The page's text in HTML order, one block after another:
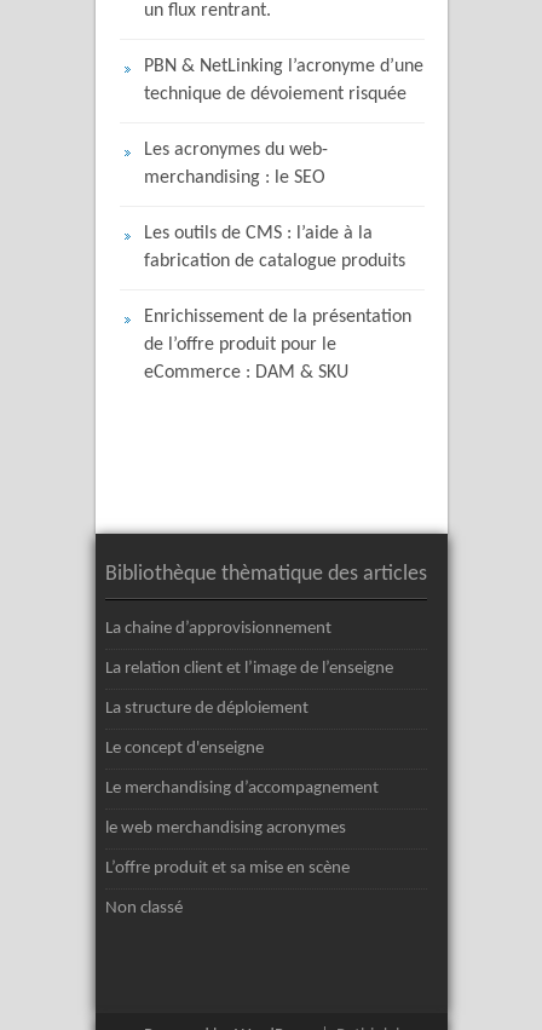
un flux rentrant.
PBN & NetLinking l’acronyme d’une
technique de dévoiement risquée
Les acronymes du web-
merchandising : le SEO
Les outils de CMS : l’aide à la
fabrication de catalogue produits
Enrichissement de la présentation
de l’offre produit pour le
eCommerce : DAM & SKU
Bibliothèque thèmatique des articles
La chaine d’approvisionnement
La relation client et l’image de l’enseigne
La structure de déploiement
Le concept d'enseigne
Le merchandising d’accompagnement
le web merchandising acronymes
L’offre produit et sa mise en scène
Non classé